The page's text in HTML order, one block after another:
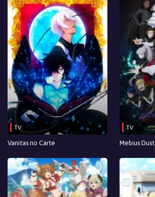
TV
Vanitas no Carte
TV
Mebius Dust